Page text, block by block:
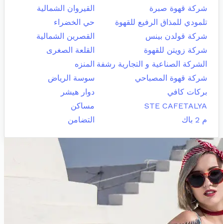
شركة قهوة صبرة
القيروان الشمالية
تلمودي للمذاق الرفيع للقهوة
حي الخضراء
شركة قولدن بينس
القصرين الشمالية
شركة زويتن للقهوة
القلعة الصغرى
الشركة الصناعية و التجارية رشفة المنزه
شركة قهوة المصباحي
سوسة الرياض
بركات كافي
دوار هيشر
STE CAFETALYA
مساكن
م 2 باك
التضامن